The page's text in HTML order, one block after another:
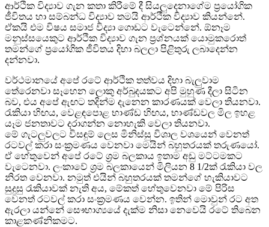
ආර්ථික විද්‍යාව ගැන කතා කිරීමේ දී සියලුදෙනාගේම ප්‍රයෝගික
ජීවිතය හා සම්බන්ධ විද්‍යාව තමයි ආර්ථික විද්‍යාව කියන්නේ.
ඒකයි එම විෂය සමාජ විද්‍යා ගොඩට වැටෙන්නේ. ඕනෑම
මනුස්සයෙකුට ආර්ථික විද්‍යාව ගැන ප්‍රශ්නයක් යොමුකරොත්
තමන්ගේ ප්‍රයෝගික ජීවිතය දිහා බලලා පිළිතුරු ලබාදෙන්න
දන්නවා.
වර්ථමානයේ අපේ රටේ ආර්ථික තත්වය දිහා බැලුවාම
තේරෙනවා සෑහෙන ලොකු අර්බුදයකට අපි මුහුණ දීලා සිටින
බව, එය අපේ ඇඟට තදින්ම දැනෙන කාරණයක් වෙලා තියනවා.
රැකියා හිඟය, වෙළඳපොළ භාණ්ඩ හිඟය, භාණ්ඩවල මිල ඉහළ
යෑම ජනතාවට දරාගන්න නොහැකි වෙලා තියනවා.
මේ ගැටලුවලට විසඳුම් ලෙස මිනිස්සු විශාල වශයෙන් වෙනත්
රටවල් කරා සංක්‍රමණය වෙනවා මෙයින් බහුතරයක් තරුණයෝ.
ඒ හේතුවෙන් අපේ රටේ ශ්‍රම බලකාය ඉතාම අඩු මට්ටමකට
වැටෙනවා. ලංකාවේ ශ්‍රම බලකායෙන් මිලියන 8 1/2ක් රැකියා වල
නිරත වෙනවා. නමුත් එයින් බහුතරයක් තමන්ගේ හැකියාවට
සුදුසු රැකියාවක් නැති අය, මේකත් හේතුවෙනවා මේ පිරිස
වෙනත් රටවල් කරා සංක්‍රමණය වෙන්න. ඉතින් මොවුන් රට අත
ඇරලා යන්නේ සෞභාග්‍යයේ දැක්ම නිසා නෙවෙයි රටේ තිබෙන
කාළකණ්නිකමට.